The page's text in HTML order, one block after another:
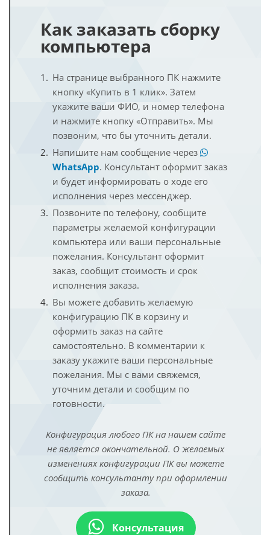
Как заказать сборку
компьютера
На странице выбранного ПК нажмите
кнопку «Купить в 1 клик». Затем
укажите ваши ФИО, и номер телефона
и нажмите кнопку «Отправить». Мы
позвоним, что бы уточнить детали.
Напишите нам сообщение через
WhatsApp. Консультант оформит заказ
и будет информировать о ходе его
исполнения через мессенджер.
Позвоните по телефону, сообщите
параметры желаемой конфигурации
компьютера или ваши персональные
пожелания. Консультант оформит
заказ, сообщит стоимость и срок
исполнения заказа.
Вы можете добавить желаемую
конфигурацию ПК в корзину и
оформить заказ на сайте
самостоятельно. В комментарии к
заказу укажите ваши персональные
пожелания. Мы с вами свяжемся,
уточним детали и сообщим по
готовности.
Конфигурация любого ПК на нашем сайте
не является окончательной. О желаемых
изменениях конфигурации ПК вы можете
сообщить консультанту при оформлении
заказа.
Консультация